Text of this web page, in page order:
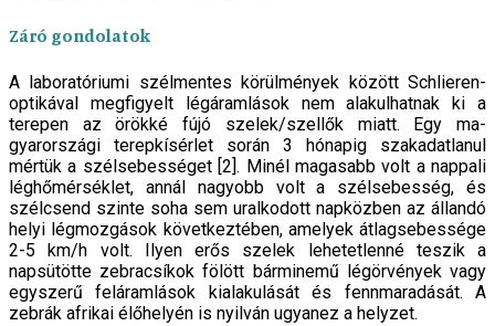
Záró gondolatok
A laboratóriumi szélmentes körülmények között Schlie­ren-
optikával megfigyelt légáramlások nem alakulhatnak ki a
terepen az örökké fújó szelek/szellők miatt. Egy ma­
gyarországi terepkísérlet során 3 hónapig szakadatla­nul
mértük a szélsebességet [2]. Minél magasabb volt a nappali
léghőmérséklet, annál nagyobb volt a szélse­besség, és
szélcsend szinte soha sem uralkodott nap­közben az állandó
helyi légmozgások következtében, amelyek átlagsebessége
2-5 km/h volt. Ilyen erős sze­lek lehetetlenné teszik a
napsütötte zebracsíkok fö­lött bárminemű légörvények vagy
egyszerű feláram­lások kialakulását és fennmaradását. A
zebrák afrikai élőhelyén is nyilván ugyanez a helyzet.